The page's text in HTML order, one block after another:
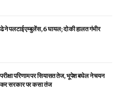
ने पलटाई एम्बुलेंस, 6 घायल; दो की हालत गंभीर
परिणाम पर सियासत तेज, भूपेश बघेल ने चयन
सरकार पर कसा तंज